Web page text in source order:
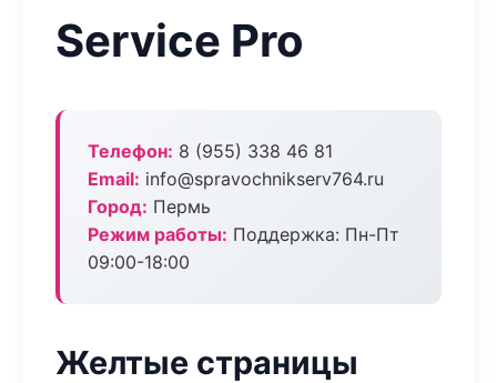
Service Pro
Телефон: 8 (955) 338 46 81
Email: info@spravochnikserv764.ru
Город: Пермь
Режим работы: Поддержка: Пн-Пт
09:00-18:00
Желтые страницы